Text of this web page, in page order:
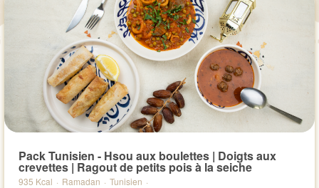
Pack Tunisien - Hsou aux boulettes | Doigts aux
crevettes | Ragout de petits pois à la seiche
935 Kcal · Ramadan · Tunisien ·